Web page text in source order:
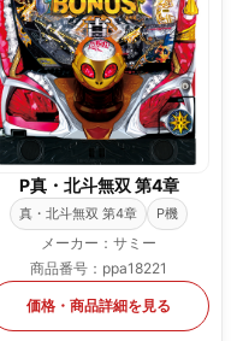
P真・北斗無双 第4章
真・北斗無双 第4章 P機
メーカー：サミー
商品番号：ppa18221
価格・商品詳細を見る